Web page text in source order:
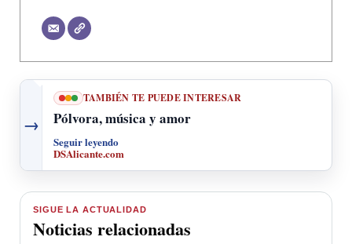
→
TAMBIÉN TE PUEDE INTERESAR
Pólvora, música y amor
Seguir leyendo
DSAlicante.com
SIGUE LA ACTUALIDAD
Noticias relacionadas